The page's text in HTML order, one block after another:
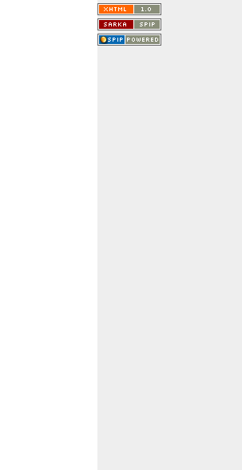
Saint-Nom.
Veuillez consulter le message du
service ci-dessous.
(401 - Invalid API key. Please see
https://openweathermap.org/faq#error401